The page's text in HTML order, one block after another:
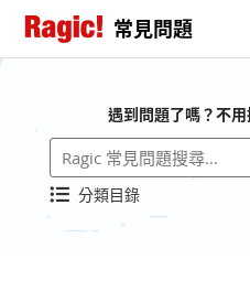
常見問題
遇到問題了嗎？不
分類目錄